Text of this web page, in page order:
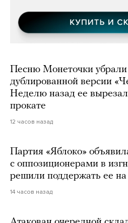
Песню Монеточки убрали
дублированной версии
Неделю назад ее
прокате
12 часов назад
Партия «Яблоко»
с оппозиционерами в
решили поддержать ее
14 часов назад